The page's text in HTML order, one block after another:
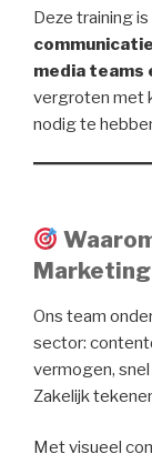
Deze training
media
vergroten met
nodig te
Ons team
sector:
vermogen,
Zakelijk
Met visueel